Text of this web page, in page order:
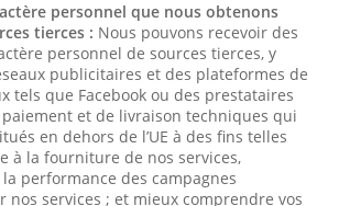
personnel que nous obtenons
tierces : Nous pouvons recevoir des
personnel de sources tierces, y
publicitaires et des plateformes de
tels que Facebook ou des prestataires
et de livraison techniques qui
en dehors de l’UE à des fins telles
à la fourniture de nos services,
la performance des campagnes
nos services ; et mieux comprendre vos